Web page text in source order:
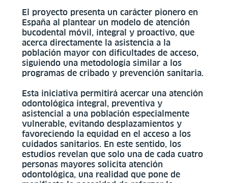
El proyecto presenta un carácter pionero en
España al plantear un modelo de atención
bucodental móvil, integral y proactivo, que
acerca directamente la asistencia a la
población mayor con dificultades de acceso,
siguiendo una metodología similar a los
programas de cribado y prevención sanitaria.
Esta iniciativa permitirá acercar una atención
odontológica integral, preventiva y
asistencial a una población especialmente
vulnerable, evitando desplazamientos y
favoreciendo la equidad en el acceso a los
cuidados sanitarios. En este sentido, los
estudios revelan que solo una de cada cuatro
personas mayores solicita atención
odontológica, una realidad que pone de